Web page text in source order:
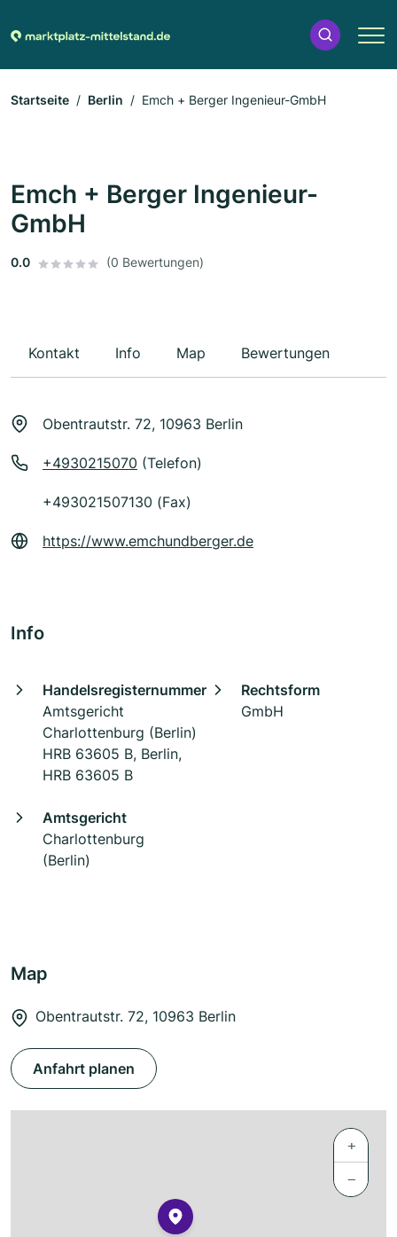
Startseite Berlin Emch + Berger Ingenieur-GmbH
Emch + Berger Ingenieur-
GmbH
0.0 (0 Bewertungen)
Kontakt Info Map Bewertungen
Obentrautstr. 72, 10963 Berlin
+4930215070 (Telefon)
+493021507130 (Fax)
https://www.emchundberger.de
Info
Handelsregisternummer
Amtsgericht
Charlottenburg (Berlin)
HRB 63605 B, Berlin,
HRB 63605 B
Rechtsform
GmbH
Amtsgericht
Charlottenburg
(Berlin)
Map
Obentrautstr. 72, 10963 Berlin
Anfahrt planen
+
−